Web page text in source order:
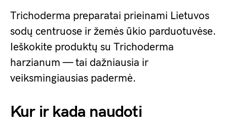
Trichoderma preparatai prieinami Lietuvos
sodų centruose ir žemės ūkio parduotuvėse.
Ieškokite produktų su Trichoderma
harzianum — tai dažniausia ir
veiksmingiausias padermė.
Kur ir kada naudoti